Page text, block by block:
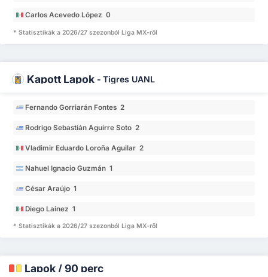
Carlos Acevedo López 0
* Statisztikák a 2026/27 szezonból Liga MX-ről
Kapott Lapok - Tigres UANL
Fernando Gorriarán Fontes 2
Rodrigo Sebastián Aguirre Soto 2
Vladimir Eduardo Loroña Aguilar 2
Nahuel Ignacio Guzmán 1
César Araújo 1
Diego Lainez 1
* Statisztikák a 2026/27 szezonból Liga MX-ről
Lapok / 90 perc